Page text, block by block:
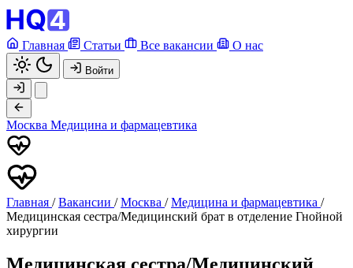
Главная Статьи Все вакансии О нас
Войти
Москва Медицина и фармацевтика
Главная / Вакансии / Москва / Медицина и фармацевтика /
Медицинская сестра/Медицинский брат в отделение Гнойной
хирургии